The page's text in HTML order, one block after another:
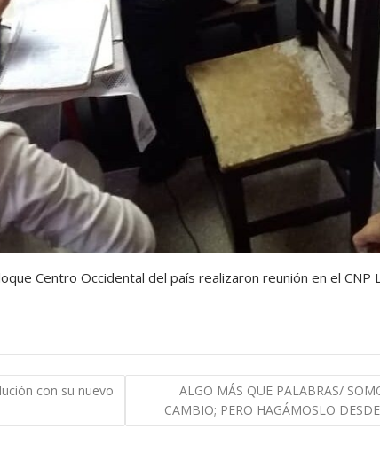
Centro Occidental del país realizaron reunión en el CNP
con su nuevo
ALGO MÁS QUE PALABRAS/
CAMBIO; PERO HAGÁMOSLO